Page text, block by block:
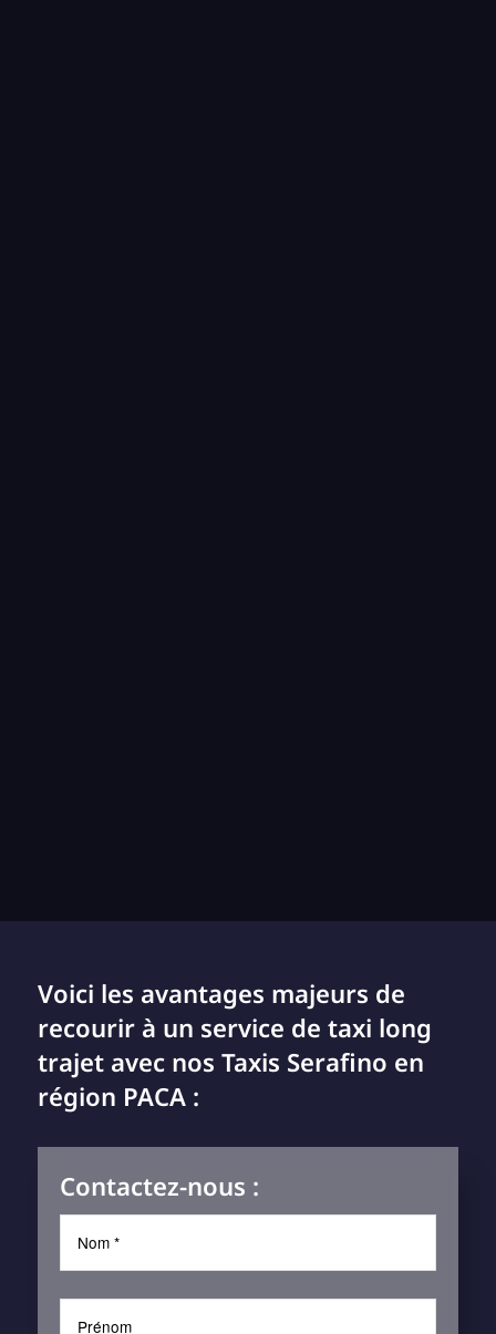
Voici les avantages majeurs de
recourir à un service de taxi long
trajet avec nos Taxis Serafino en
région PACA :
Contactez-nous :